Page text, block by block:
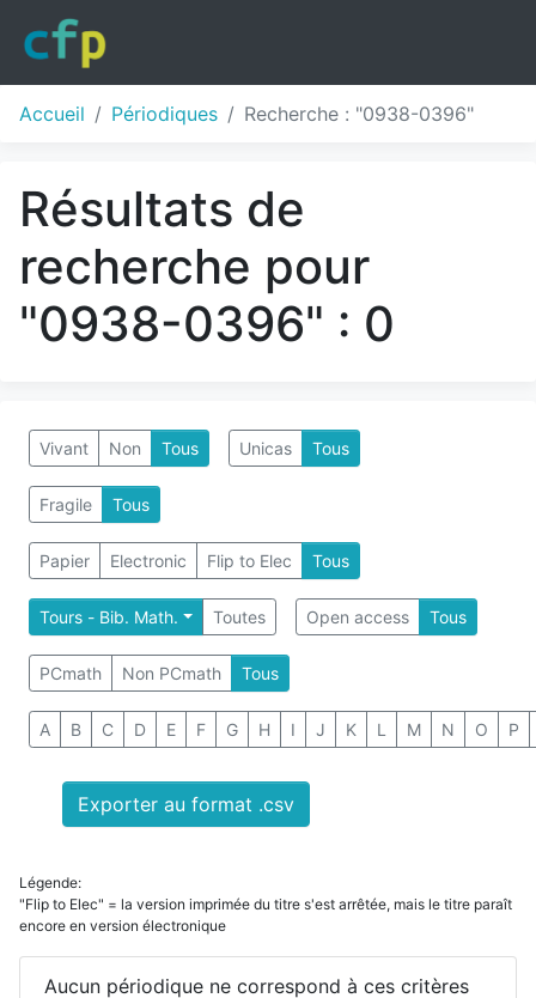
Accueil Périodiques Recherche : "0938-0396"
Résultats de
recherche pour
"0938-0396" : 0
Vivant Non Tous Unicas Tous
Fragile Tous
Papier Electronic Flip to Elec Tous
Tours - Bib. Math. Toutes Open access Tous
PCmath Non PCmath Tous
A B C D E F G H I J K L M N O P
Exporter au format .csv
Légende:
"Flip to Elec" = la version imprimée du titre s'est arrêtée, mais le titre paraît
encore en version électronique
Aucun périodique ne correspond à ces critères